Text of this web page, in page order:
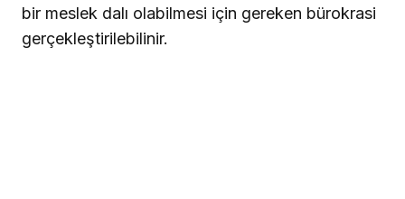
bir meslek dalı olabilmesi için gereken bürokrasi
gerçekleştirilebilinir.